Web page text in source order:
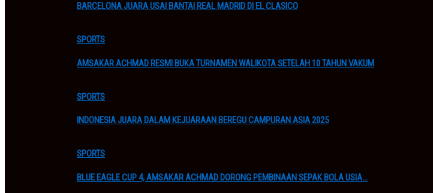
BARCELONA JUARA USAI BANTAI REAL MADRID DI EL CLASICO
SPORTS
AMSAKAR ACHMAD RESMI BUKA TURNAMEN WALIKOTA SETELAH 10 TAHUN VAKUM
SPORTS
INDONESIA JUARA DALAM KEJUARAAN BEREGU CAMPURAN ASIA 2025
SPORTS
BLUE EAGLE CUP 4, AMSAKAR ACHMAD DORONG PEMBINAAN SEPAK BOLA USIA…